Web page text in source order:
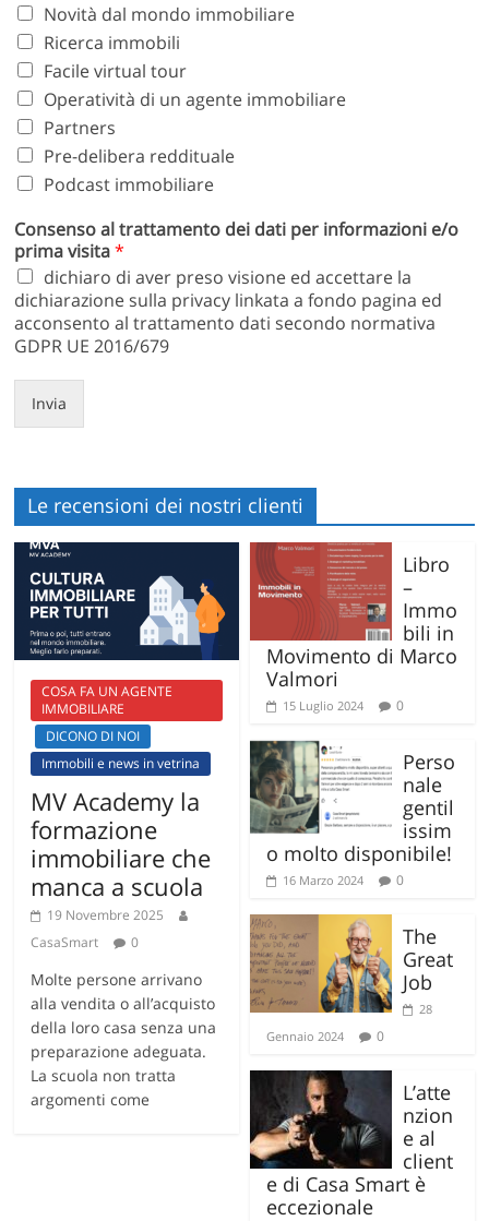
Novità dal mondo immobiliare
Ricerca immobili
Facile virtual tour
Operatività di un agente immobiliare
Partners
Pre-delibera reddituale
Podcast immobiliare
Consenso al trattamento dei dati per informazioni e/o
prima visita*
dichiaro di aver preso visione ed accettare la
dichiarazione sulla privacy linkata a fondo pagina ed
acconsento al trattamento dati secondo normativa
GDPR UE 2016/679
Invia
Le recensioni dei nostri clienti
COSA FA UN AGENTE
IMMOBILIARE
DICONO DI NOI
Immobili e news in vetrina
MV Academy la
formazione
immobiliare che
manca a scuola
19 Novembre 2025
CasaSmart
0
Molte persone arrivano
alla vendita o all’acquisto
della loro casa senza una
preparazione adeguata.
La scuola non tratta
argomenti come
Libro
–
Immo
bili in
Movimento di Marco
Valmori
15 Luglio 2024 0
Perso
nale
gentil
issim
o molto disponibile!
16 Marzo 2024 0
The
Great
Job
28
Gennaio 2024
0
L’atte
nzion
e al
client
e di Casa Smart è
eccezionale